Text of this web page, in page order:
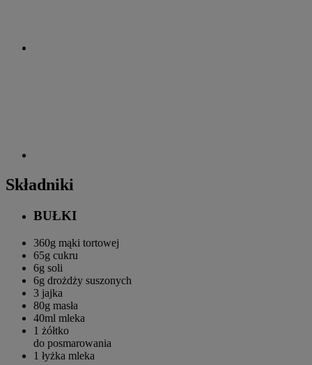
Składniki
BUŁKI
360g mąki tortowej
65g cukru
6g soli
6g drożdży suszonych
3 jajka
80g masła
40ml mleka
1 żółtko
do posmarowania
1 łyżka mleka